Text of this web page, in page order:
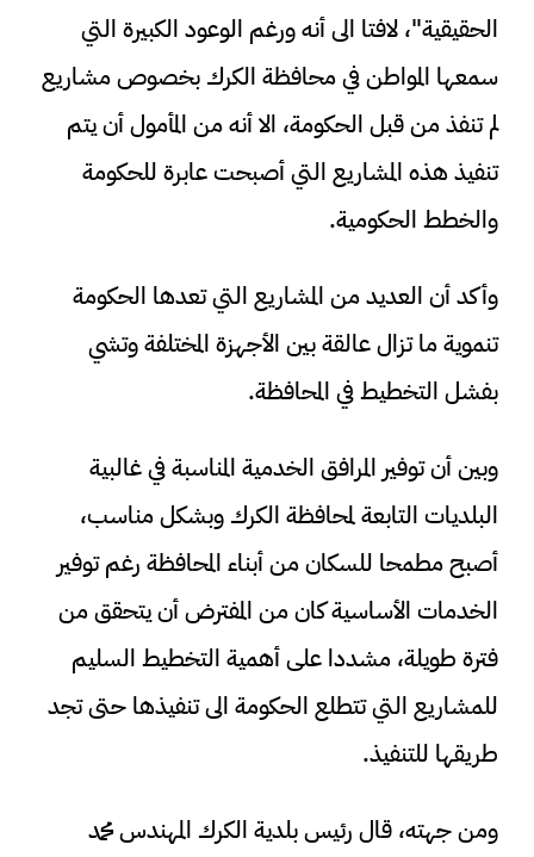
الحقيقية"، لافتا الى أنه ورغم الوعود الكبيرة التي
سمعها المواطن في محافظة الكرك بخصوص مشاريع
لم تنفذ من قبل الحكومة، الا أنه من المأمول أن يتم
تنفيذ هذه المشاريع التي أصبحت عابرة للحكومة
والخطط الحكومية.
وأكد أن العديد من المشاريع التي تعدها الحكومة
تنموية ما تزال عالقة بين الأجهزة المختلفة وتشي
بفشل التخطيط في المحافظة.
وبين أن توفير المرافق الخدمية المناسبة في غالبية
البلديات التابعة لمحافظة الكرك وبشكل مناسب،
أصبح مطمحا للسكان من أبناء المحافظة رغم توفير
الخدمات الأساسية كان من المفترض أن يتحقق من
فترة طويلة، مشددا على أهمية التخطيط السليم
للمشاريع التي تتطلع الحكومة الى تنفيذها حتى تجد
طريقها للتنفيذ.
ومن جهته، قال رئيس بلدية الكرك المهندس محمد